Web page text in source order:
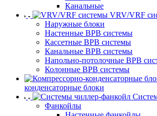
Канальные
VRV/VRF
Наружные блоки
Настенные ВРВ системы
Кассетные ВРВ системы
Канальные ВРВ системы
Напольно-потолочные ВРВ
Колонные ВРВ системы
конденсаторные блоки
Фанкойлы